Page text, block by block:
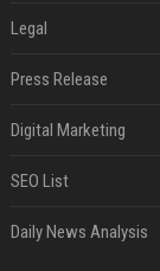
Legal
Press Release
Digital Marketing
SEO List
Daily News Analysis